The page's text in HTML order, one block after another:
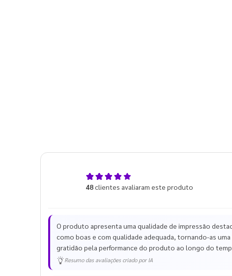
48clientes avaliaram este produto
O produto apresenta uma qualidade de impressão
como boas e com qualidade adequada, tornando-as
gratidão pela performance do produto ao longo do
Resumo das avaliações criado por IA